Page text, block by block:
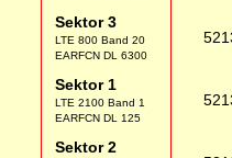
Sektor 3
LTE 800 Band 20
EARFCN DL 6300
Sektor 1
LTE 2100 Band 1
EARFCN DL 125
Sektor 2